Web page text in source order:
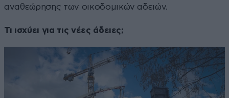
αναθεώρησης των οικοδομικών αδειών.
Τι ισχύει για τις νέες άδειες;